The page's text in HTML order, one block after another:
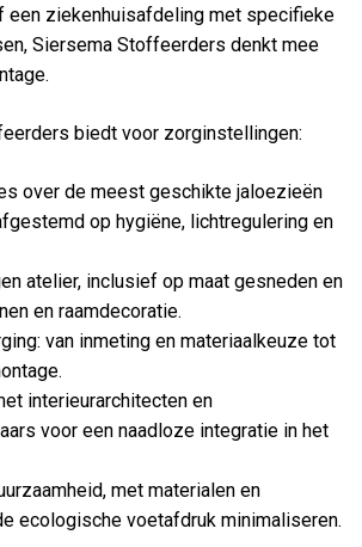
een ziekenhuisafdeling met specifieke
Siersema Stoffeerders denkt mee
biedt voor zorginstellingen:
over de meest geschikte jaloezieën
op hygiëne, lichtregulering en
atelier, inclusief op maat gesneden en
en raamdecoratie.
van inmeting en materiaalkeuze tot
interieurarchitecten en
voor een naadloze integratie in het
met materialen en
ecologische voetafdruk minimaliseren.